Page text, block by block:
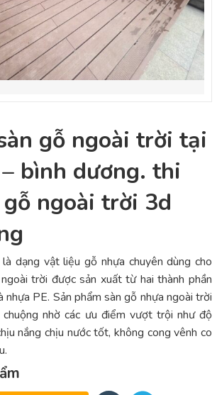
gỗ ngoài trời tại
bình dương. thi
ngoài trời 3d
là dạng vật liệu gỗ nhựa chuyên dùng cho
trời được sản xuất từ hai thành phần
PE. Sản phẩm sàn gỗ nhựa ngoài trời
nhờ các ưu điểm vượt trội như độ
nắng chịu nước tốt, không cong vênh co